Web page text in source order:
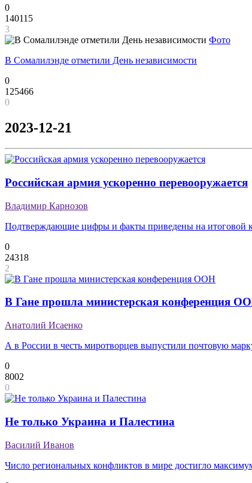
0
140115
3
Фото
В Сомалилэнде отметили День независимости
0
125466
0
2023-12-21
Российская армия ускоренно перевооружается
Владимир Карнозов
Подтверждающие цифры и факты приведены на итоговой
0
24318
2
В Гане прошла министерская конференция
Анатолий Исаенко
А в России в честь миротворцев выпустили почтовую
0
8002
0
Не только Украина и Палестина
Василий Иванов
Число региональных конфликтов в мире достигло